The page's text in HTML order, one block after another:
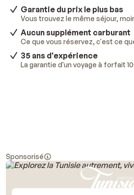
Garantie du prix le plus bas
Vous trouvez le même séjour,
Aucun supplément carburant
Ce que vous réservez, c'est ce
35 ans d'expérience
La garantie d'un voyage à forfait
Sponsorisé